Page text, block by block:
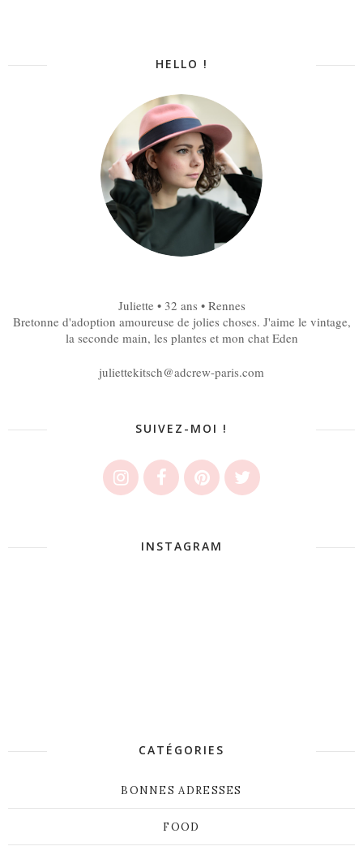
HELLO !
Juliette • 32 ans • Rennes
Bretonne d'adoption amoureuse de jolies choses. J'aime le vintage,
la seconde main, les plantes et mon chat Eden
juliettekitsch@adcrew-paris.com
SUIVEZ-MOI !
INSTAGRAM
CATÉGORIES
BONNES ADRESSES
FOOD